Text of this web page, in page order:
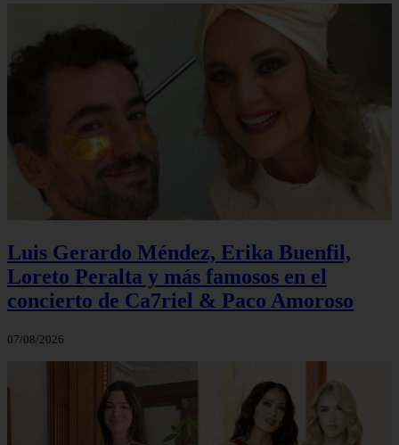
Luis Gerardo Méndez, Erika Buenfil,
Loreto Peralta y más famosos en el
concierto de Ca7riel & Paco Amoroso
07/08/2026